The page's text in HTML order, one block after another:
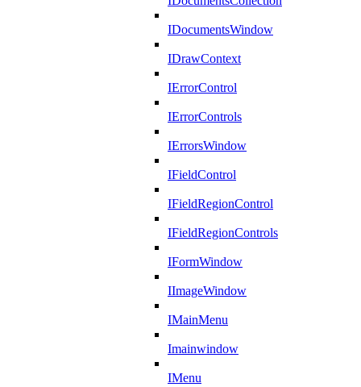
IDocumentsWindow
IDrawContext
IErrorControl
IErrorControls
IErrorsWindow
IFieldControl
IFieldRegionControl
IFieldRegionControls
IFormWindow
IImageWindow
IMainMenu
Imainwindow
IMenu